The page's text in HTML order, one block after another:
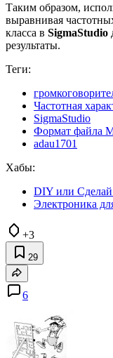
Таким образом,
выравнивая
класса в SigmaStudio
результаты.
Теги:
Частотная
SigmaStudio
Формат файла
adau1701
Хабы:
DIY или
Электроника
+3
29
6